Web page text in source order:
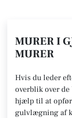
MURER I
MURER
Hvis du leder
overblik over de
hjælp til at
gulvlægning af